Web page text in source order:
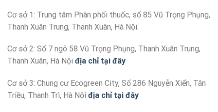
Cơ sở 1: Trung tâm Phân phối thuốc, số 85 Vũ Trọng Phụng,
Thanh Xuân Trung, Thanh Xuân, Hà Nội.
Cơ sở 2: Số 7 ngõ 58 Vũ Trọng Phụng, Thanh Xuân Trung,
Thanh Xuân, Hà Nội địa chỉ tại đây
Cơ sở 3: Chung cư Ecogreen City, Số 286 Nguyễn Xiển, Tân
Triều, Thanh Trì, Hà Nội địa chỉ tại đây